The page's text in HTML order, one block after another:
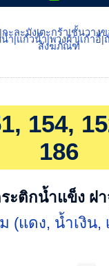
|กะละมัง|ตะกร้า|ชั้นวางข
ำ|แก้วน้ำ|พวงผ้า|เก้าอี้|
สังฆภัณฑ์
154,
186
ะติกน้ำแข็ง ฝ
(แดง, น้ำเงิน,